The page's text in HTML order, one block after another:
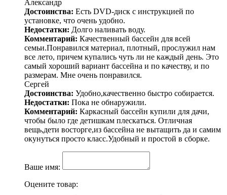
Александр
Достоинства: Есть DVD-диск с инструкцией по
установке, что очень удобно.
Недостатки: Долго наливать воду.
Комментарий: Качественный бассейн для всей
семьи.Понравился материал, плотный, прослужил нам
все лето, причем купались чуть ли не каждый день. Это
самый хороший вариант бассейна и по качеству, и по
размерам. Мне очень понравился.
Сергей
Достоинства: Удобно,качественно быстро собирается.
Недостатки: Пока не обнаружили.
Комментарий: Каркасный бассейн купили для дачи,
чтобы было где детишкам плескаться. Отличная
вещь,дети восторге,из бассейна не вытащить да и самим
окунуться просто класс.Удобный и простой в сборке.
Ваше имя:
Оцените товар: